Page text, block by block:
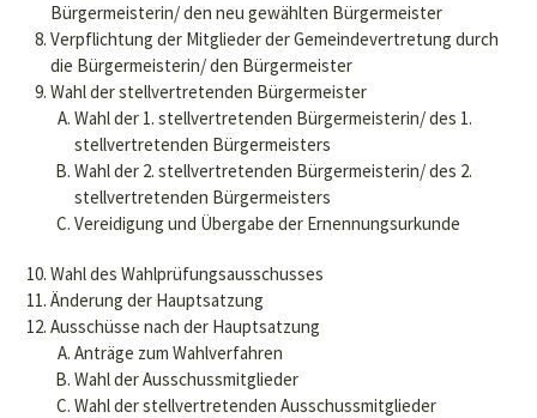
Bürgermeisterin/ den neu gewählten Bürgermeister
Verpflichtung der Mitglieder der Gemeindevertretung durch
die Bürgermeisterin/ den Bürgermeister
Wahl der stellvertretenden Bürgermeister
Wahl der 1. stellvertretenden Bürgermeisterin/ des 1.
stellvertretenden Bürgermeisters
Wahl der 2. stellvertretenden Bürgermeisterin/ des 2.
stellvertretenden Bürgermeisters
Vereidigung und Übergabe der Ernennungsurkunde
Wahl des Wahlprüfungsausschusses
Änderung der Hauptsatzung
Ausschüsse nach der Hauptsatzung
Anträge zum Wahlverfahren
Wahl der Ausschussmitglieder
Wahl der stellvertretenden Ausschussmitglieder